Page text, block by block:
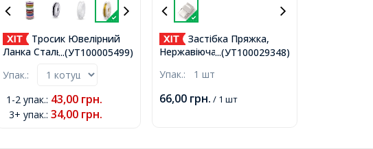
...(УТ100005499)
Тросик Ювелірний
Ланка Сталь, Золотистий,
котушка, (УТ100005499)
Упак.:
1-2 упак.: 43,00 грн.
3+ упак.: 34,00 грн.
...(УТ100029348)
Застібка Пряжка,
Нержавіюча Сталь,
4х14мм, (УТ100029348)
Упак.: 1 шт
66,00 грн. / 1 шт